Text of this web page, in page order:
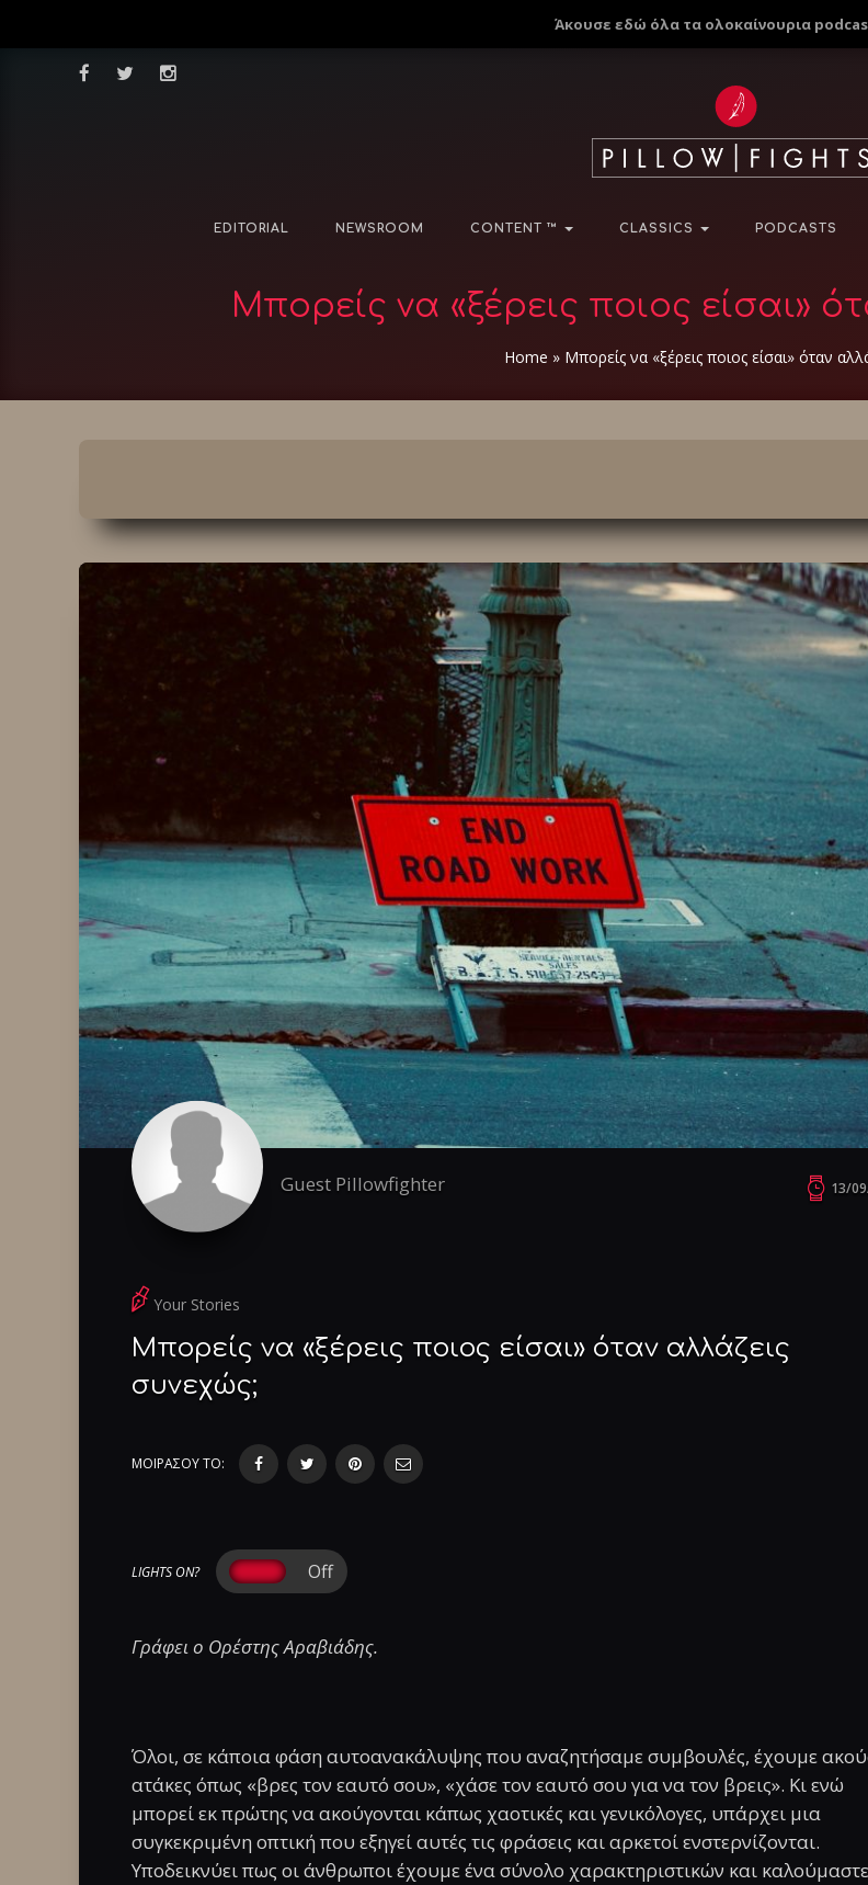
Άκουσε εδώ όλα τα ολοκαίνουρια
EDITORIAL NEWSROOM CONTENT ™ CLASSICS PODCASTS
Μπορείς να «ξέρεις ποιος είσαι»
Home » Μπορείς να «ξέρεις ποιος είσαι» όταν
Guest Pillowfighter 13/
Your Stories
Μπορείς να «ξέρεις ποιος είσαι» όταν αλλάζεις
συνεχώς;
ΜΟΙΡΑΣΟΥ ΤΟ:
LIGHTS ON?
Γράφει ο Ορέστης Αραβιάδης.
Όλοι, σε κάποια φάση αυτοανακάλυψης που αναζητήσαμε συμβουλές, έχουμε
ατάκες όπως «βρες τον εαυτό σου», «χάσε τον εαυτό σου για να τον βρεις». Κι ενώ
μπορεί εκ πρώτης να ακούγονται κάπως χαοτικές και γενικόλογες, υπάρχει μια
συγκεκριμένη οπτική που εξηγεί αυτές τις φράσεις και αρκετοί ενστερνίζονται.
Υποδεικνύει πως οι άνθρωποι έχουμε ένα σύνολο χαρακτηριστικών και